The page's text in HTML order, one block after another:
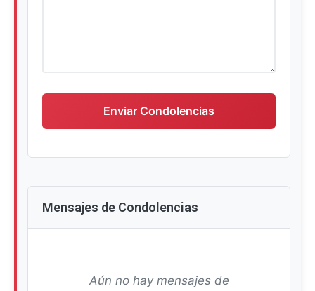
Enviar Condolencias
Mensajes de Condolencias
Aún no hay mensajes de